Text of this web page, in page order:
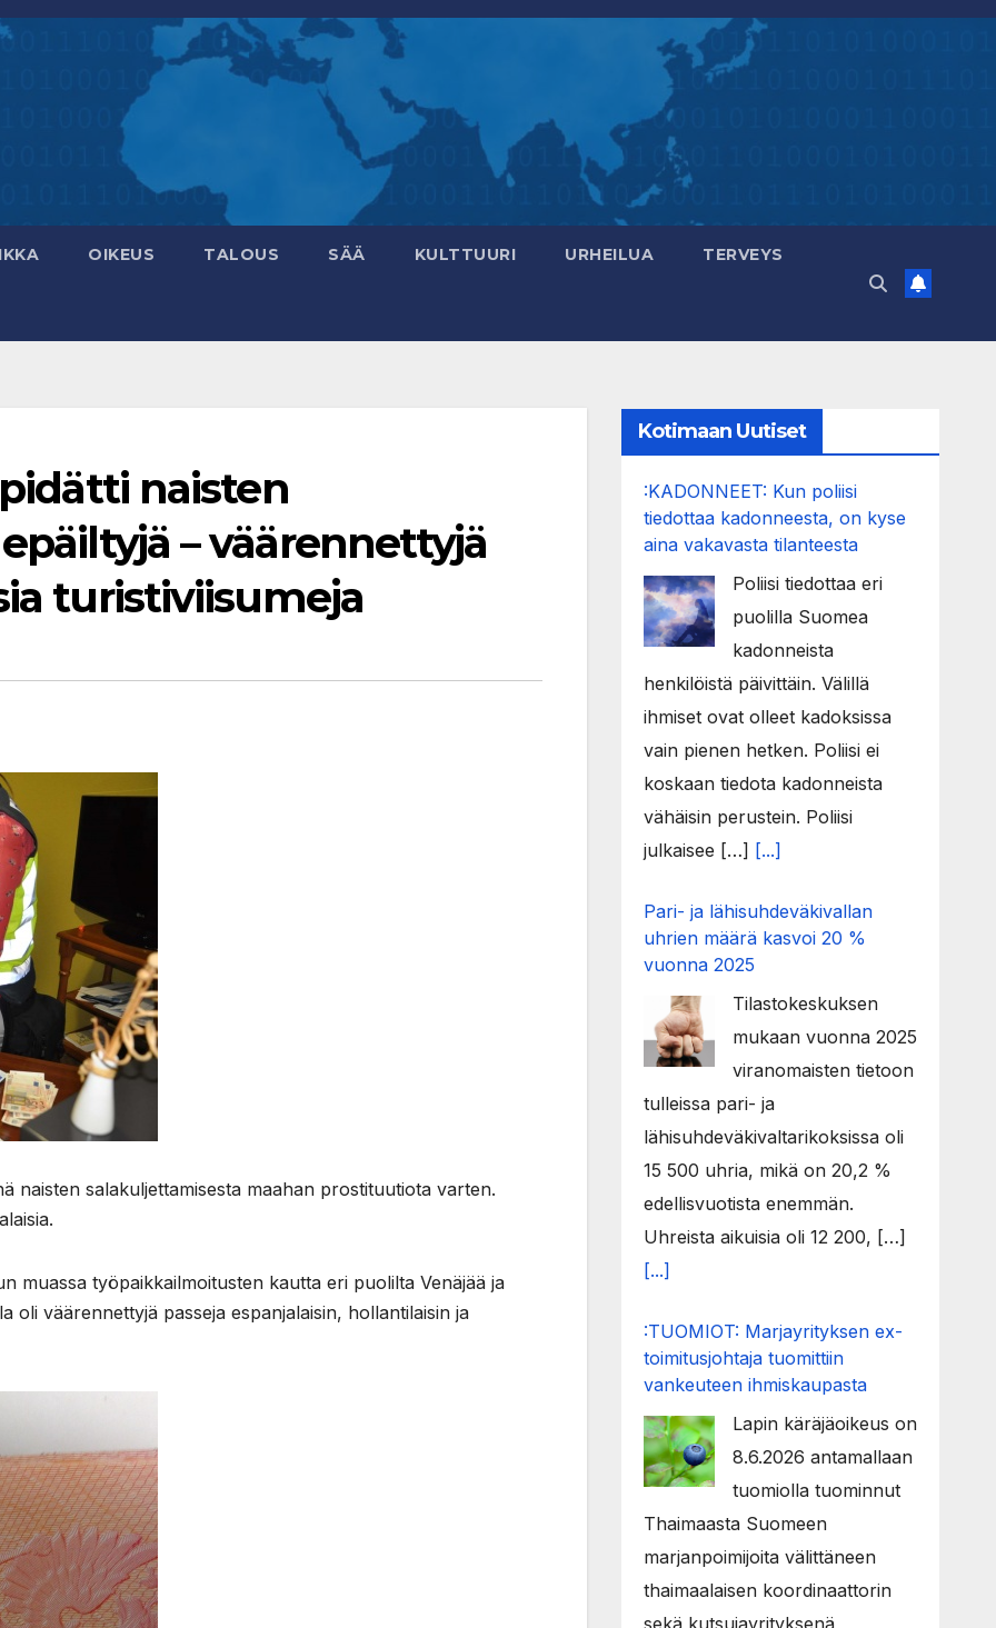
OIKEUS TALOUS SÄÄ KULTTUURI URHEILUA TERVEYS
naisten
– väärennettyjä
turistiviisumeja
naisten salakuljettamisesta maahan prostituutiota varten.
muassa työpaikkailmoitusten kautta eri puolilta Venäjää ja
oli väärennettyjä passeja espanjalaisin, hollantilaisin ja
Kotimaan Uutiset
:KADONNEET: Kun poliisi
tiedottaa kadonneesta, on kyse
aina vakavasta tilanteesta
Poliisi tiedottaa eri
puolilla Suomea
kadonneista
henkilöistä päivittäin. Välillä
ihmiset ovat olleet kadoksissa
vain pienen hetken. Poliisi ei
koskaan tiedota kadonneista
vähäisin perustein. Poliisi
julkaisee […] [...]
Pari- ja lähisuhdeväkivallan
uhrien määrä kasvoi 20 %
vuonna 2025
Tilastokeskuksen
mukaan vuonna 2025
viranomaisten tietoon
tulleissa pari- ja
lähisuhdeväkivaltarikoksissa oli
15 500 uhria, mikä on 20,2 %
edellisvuotista enemmän.
Uhreista aikuisia oli 12 200, […]
[...]
:TUOMIOT: Marjayrityksen ex-
toimitusjohtaja tuomittiin
vankeuteen ihmiskaupasta
Lapin käräjäoikeus on
8.6.2026 antamallaan
tuomiolla tuominnut
Thaimaasta Suomeen
marjanpoimijoita välittäneen
thaimaalaisen koordinaattorin
sekä kutsujayrityksenä